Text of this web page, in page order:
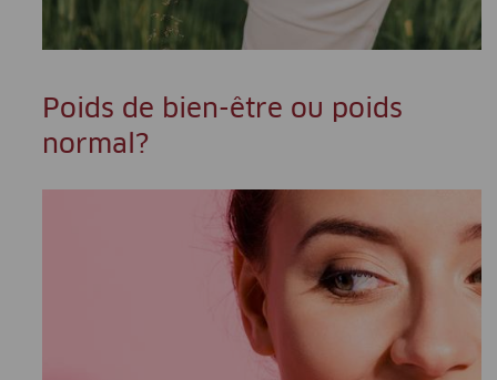
Poids de bien-être ou poids
normal?